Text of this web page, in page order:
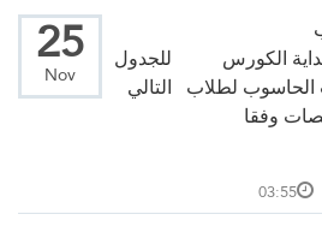
25
Nov
الكورس
الحاسوب لطلاب
وفقا
للجدول
التالي
03:55